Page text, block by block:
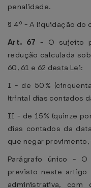
penalidade.
§ 4º - A liquidação
Art. 67 - O sujeito
redução calculada
60, 61 e 62 desta Lei:
I - de 50%
(trinta) dias contados
II - de 15% (quinze
dias contados da
que negar
Parágrafo único -
previsto neste artigo
administrativa,